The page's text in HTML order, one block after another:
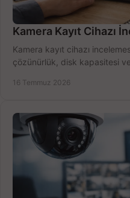
Kamera Kayıt Cihazı
Kamera kayıt cihazı
çözünürlük, disk kapasitesi
16 Temmuz 2026